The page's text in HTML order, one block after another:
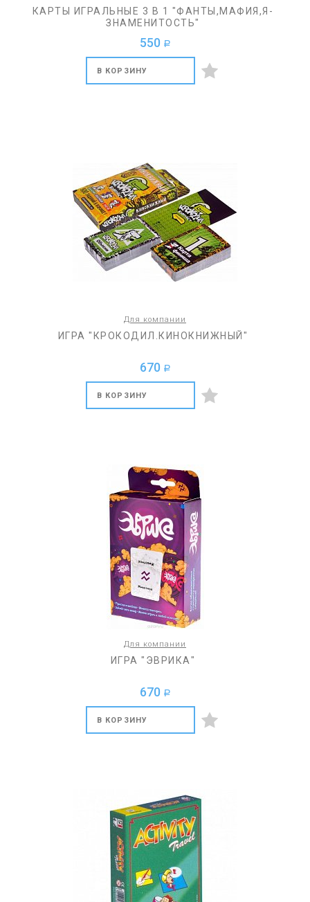
КАРТЫ ИГРАЛЬНЫЕ 3 В 1 "ФАНТЫ,МАФИЯ,Я-
ЗНАМЕНИТОСТЬ"
550 a
В КОРЗИНУ
Для компании
ИГРА "КРОКОДИЛ.КИНОКНИЖНЫЙ"
670 a
В КОРЗИНУ
Для компании
ИГРА "ЭВРИКА"
670 a
В КОРЗИНУ